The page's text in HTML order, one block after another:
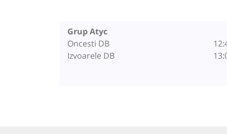
Grup Atyc
Oncesti DB
Izvoarele DB